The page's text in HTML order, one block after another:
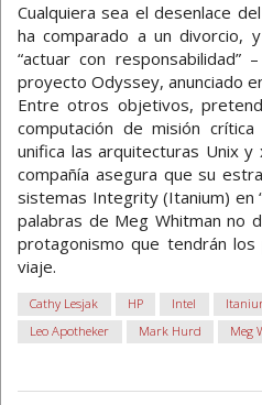
Cualquiera sea el desenlace
ha comparado a un divorcio,
“actuar con
proyecto Odyssey, anunciado
Entre otros objetivos,
computación de misión
unifica las arquitecturas Unix y
compañía asegura que su
sistemas Integrity (Itanium) en
palabras de Meg Whitman no
protagonismo que tendrán
viaje.
Cathy Lesjak HP Intel
Leo Apotheker
Mark Hurd Meg